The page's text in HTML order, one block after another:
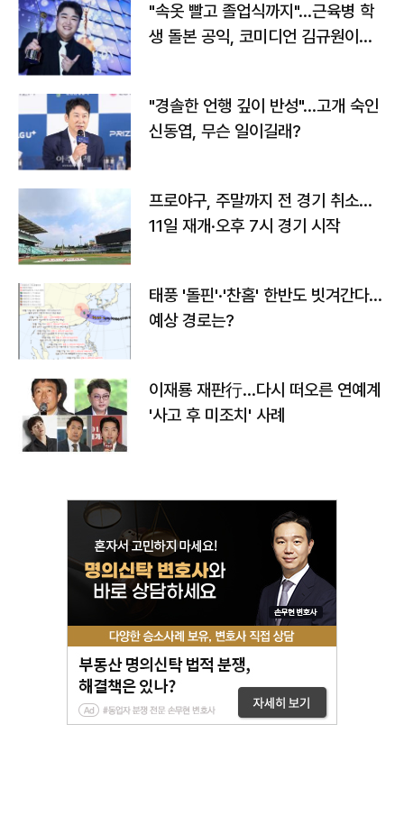
"속옷 빨고 졸업식까지"…근육병 학
생 돌본 공익, 코미디언 김규원이었
"경솔한 언행 깊이 반성"…고개 숙인
신동엽, 무슨 일이길래?
프로야구, 주말까지 전 경기 취소…
11일 재개·오후 7시 경기 시작
태풍 '돌핀'·'찬홈' 한반도 빗겨간다…
예상 경로는?
이재룡 재판行…다시 떠오른 연예계
'사고 후 미조치' 사례